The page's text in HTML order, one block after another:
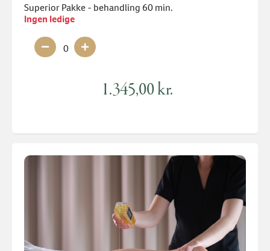
Superior Pakke - behandling 60 min.
Ingen ledige
0
1.345,00 kr.